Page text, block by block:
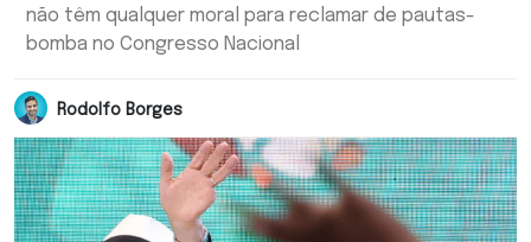
não têm qualquer moral para reclamar de pautas-
bomba no Congresso Nacional
Rodolfo Borges